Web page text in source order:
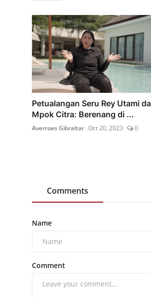
Petualangan Seru Rey Utami
Mpok Citra: Berenang di ...
Averroes Gibraltar Oct 20, 2023 0
Comments
Name
Comment